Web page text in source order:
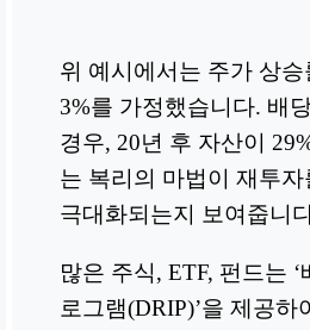
위 예시에서는 주가 상
3%를 가정했습니다. 배
경우, 20년 후 자산이
는 복리의 마법이 재투자
극대화되는지 보여줍니
많은 주식, ETF, 펀드는
로그램(DRIP)’을 제공하